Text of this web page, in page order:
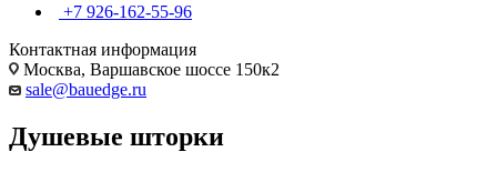
+7 926-162-55-96
Контактная информация
Москва, Варшавское шоссе 150к2
sale@bauedge.ru
Душевые шторки